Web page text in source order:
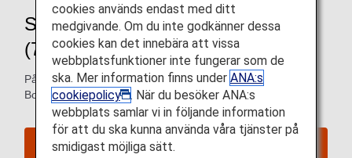
Sittplatskarta över Boeing 787-8
(788)
På denna sida hittar du information om sittplatserna på
Boeing 787-8 (788) flygplan.
Reservera sittplatser
cookies används endast med ditt
medgivande. Om du inte godkänner dessa
cookies kan det innebära att vissa
webbplatsfunktioner inte fungerar som de
ska. Mer information finns under ANA:s
cookiepolicy
. När du besöker ANA:s
webbplats samlar vi in följande information
för att du ska kunna använda våra tjänster på
smidigast möjliga sätt.